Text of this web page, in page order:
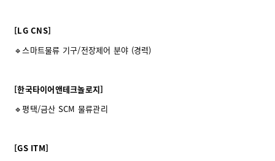
[LG CNS]
🔹스마트물류 기구/전장제어 분야 (경력)
[한국타이어앤테크놀로지]
🔹평택/금산 SCM 물류관리
[GS ITM]